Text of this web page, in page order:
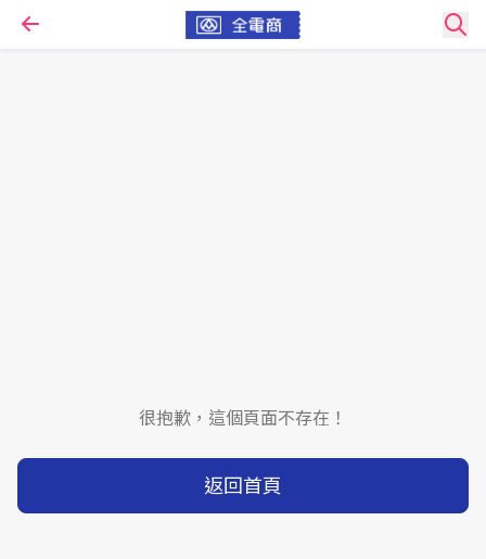
很抱歉，這個頁面不存在！
返回首頁